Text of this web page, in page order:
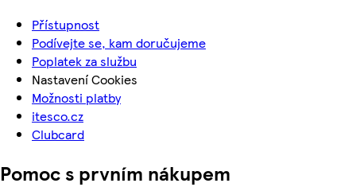
Přístupnost
Podívejte se, kam doručujeme
Poplatek za službu
Nastavení Cookies
Možnosti platby
itesco.cz
Clubcard
Pomoc s prvním nákupem